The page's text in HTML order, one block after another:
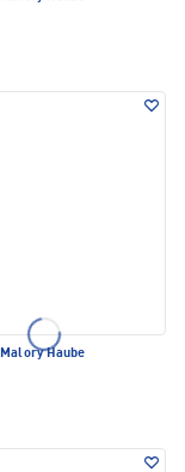
Malory Haube